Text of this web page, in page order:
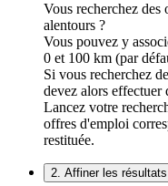
Vous recherchez des
alentours ?
Vous pouvez y
0 et 100 km (par
Si vous recherchez
devez alors effectuer
Lancez votre
offres d'emploi
restituée.
2. Affiner les